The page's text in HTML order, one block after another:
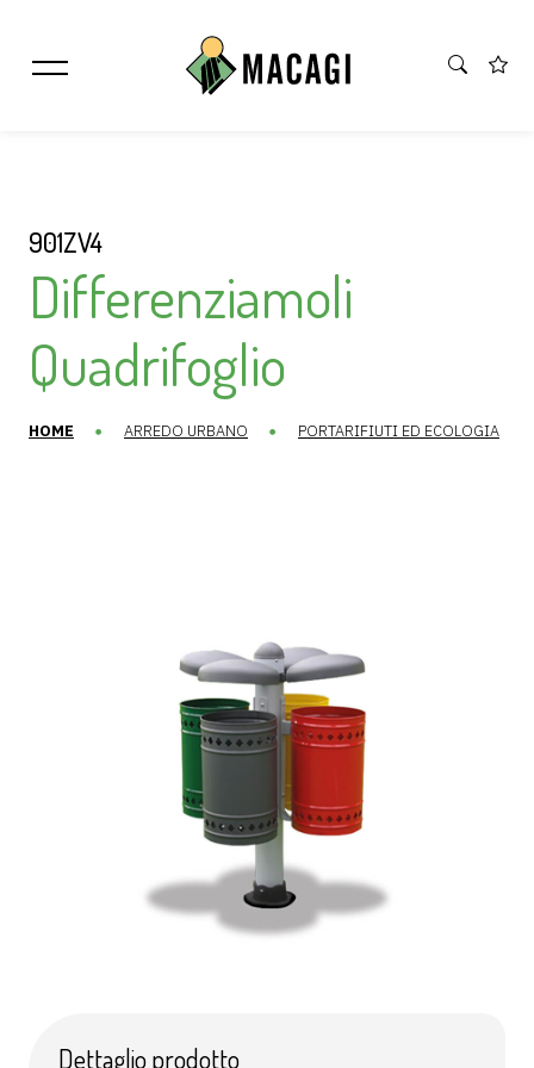
901ZV4
Differenziamoli
Quadrifoglio
HOME ARREDO URBANO PORTARIFIUTI ED ECOLOGIA
Dettaglio prodotto